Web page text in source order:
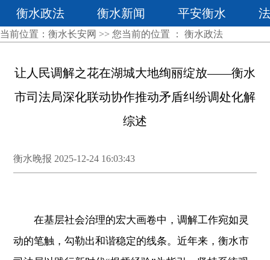
衡水政法 衡水新闻 平安衡水
当前位置： 衡水长安网 >> 您当前的位置 ： 衡水政法
让人民调解之花在湖城大地绚丽绽放——衡水
市司法局深化联动协作推动矛盾纠纷调处化解
综述
衡水晚报 2025-12-24 16:03:43
在基层社会治理的宏大画卷中，调解工作宛如灵
动的笔触，勾勒出和谐稳定的线条。近年来，衡水市